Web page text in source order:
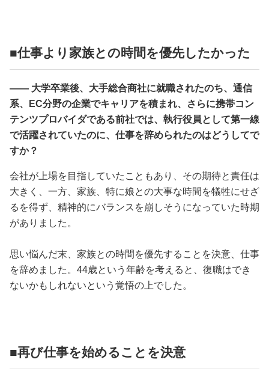
■仕事より家族との時間を優先したかった
―― 大学卒業後、大手総合商社に就職されたのち、通信
系、EC分野の企業でキャリアを積まれ、さらに携帯コン
テンツプロバイダである前社では、執行役員として第一線
で活躍されていたのに、仕事を辞められたのはどうしてで
すか？
会社が上場を目指していたこともあり、その期待と責任は
大きく、一方、家族、特に娘との大事な時間を犠牲にせざ
るを得ず、精神的にバランスを崩しそうになっていた時期
がありました。
思い悩んだ末、家族との時間を優先することを決意、仕事
を辞めました。44歳という年齢を考えると、復職はでき
ないかもしれないという覚悟の上でした。
■再び仕事を始めることを決意